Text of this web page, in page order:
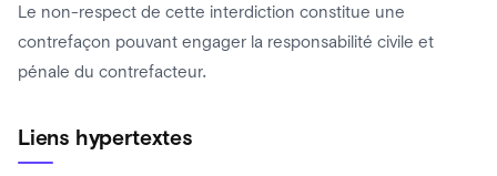
Le non-respect de cette interdiction constitue une
contrefaçon pouvant engager la responsabilité civile et
pénale du contrefacteur.
Liens hypertextes